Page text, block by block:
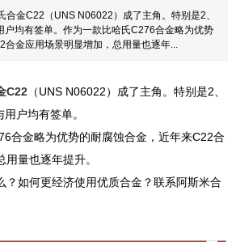
合金C22（UNS N06022）成了主角。特别是2、
户均有签单。作为一款比哈氏C276合金略为优势
合金应用场景明显增加，总用量也逐年...
C22 （UNS N06022）成了主角。特别是2、
户均有签单。
合金略为优势的耐腐蚀合金，近年来C22合
量也逐年提升。
？如何更经济使用优质合金？联系阿斯米合